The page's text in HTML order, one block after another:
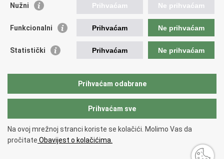
Važne poveznice
Vlada Republike Hrvatske
Registar neprofitnih organizacija
Nacionalna zaklada za razvoj civilnoga društva
Copyright © 2026 Ured za udruge.
pristupačnosti
Nužni Prihvaćam Ne prihvaćam
Funkcionalni Prihvaćam Ne prihvaćam
Statistički Prihvaćam Ne prihvaćam
Prihvaćam odabrane
Prihvaćam sve
Na ovoj mrežnoj stranci koriste se kolačići. Molimo Vas da
pročitate Obavijest o kolačićima.